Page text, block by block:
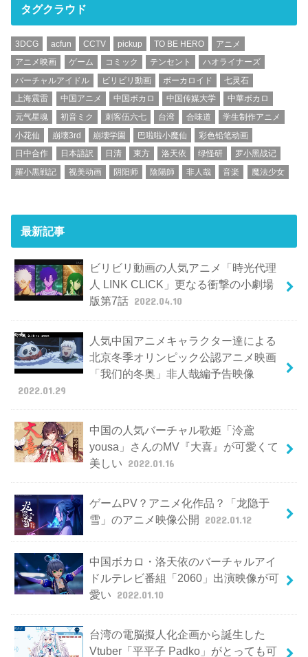
タグクラウド
3DCG acfun CCTV pickup TO BE HERO
アニメ
アニメ映画
ゲーム コミック テンセント
ハオライナーズ
バーチャルアイドル
ビリビリ動画 ボーカロイド
七灵石
上海震雷
中国アニメ 中国ボカロ 中国传媒大学
中華ボカロ
元气星魂
初音ミク 刺客伍六七 台湾 合味道
学生制作アニメ
小花仙
崩壊3rd 崩壊学園 巴啦啦小魔仙
彩色铅笔动画
日中合作
日本語訳 日清 東方 洛天依 绿怪研
罗小黑战记
羅小黒戦記
视美动画 阴阳师 陰陽師 非人哉 音楽 魔法少女
最新記事
ビリビリ動画の人気アニメ「時光代理
人 LINK CLICK」更なる衝撃の小劇場
版第7話 2022.04.10
人気中国アニメキャラクター達による
北京冬季オリンピック公認アニメ映画
「我们的冬奥」非人哉編予告映像
2022.01.29
中国の人気バーチャル歌姫「泠鳶
yousa」さんのMV『大喜』が可愛くて
美しい 2022.01.16
ゲームPV？アニメ化作品？「龙隐于
雪」のアニメ映像公開 2022.01.12
中国ボカロ・洛天依のバーチャルアイ
ドルテレビ番組「2060」出演映像が可
愛い 2022.01.10
台湾の電脳擬人化企画から誕生した
Vtuber「平平子 Padko」がとっても可